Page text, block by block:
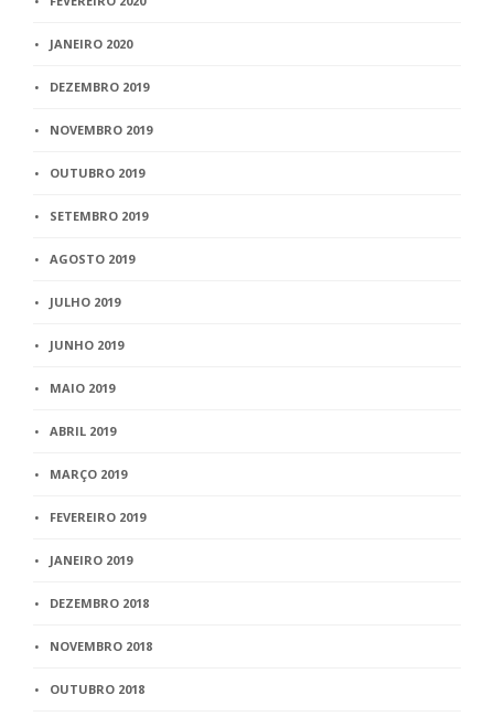
JANEIRO 2020
DEZEMBRO 2019
NOVEMBRO 2019
OUTUBRO 2019
SETEMBRO 2019
AGOSTO 2019
JULHO 2019
JUNHO 2019
MAIO 2019
ABRIL 2019
MARÇO 2019
FEVEREIRO 2019
JANEIRO 2019
DEZEMBRO 2018
NOVEMBRO 2018
OUTUBRO 2018